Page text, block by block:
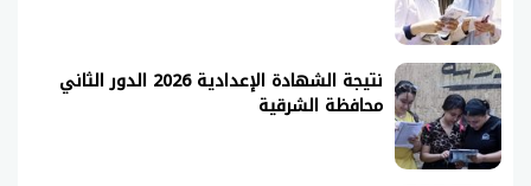
نتيجة الشهادة الإعدادية 2026 الدور الثاني
محافظة الشرقية